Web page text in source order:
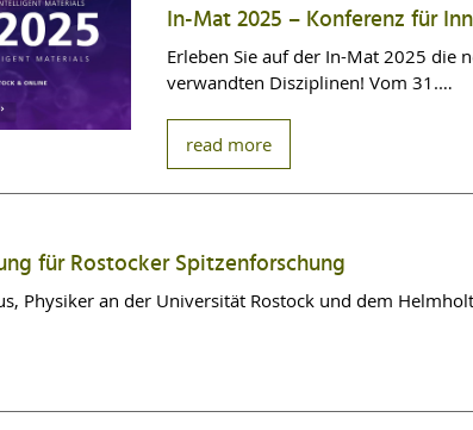
In-Mat 2025 – Konferenz für
Erleben Sie auf der In-Mat 2025 die
verwandten Disziplinen! Vom 31.…
read more
für Rostocker Spitzenforschung
Physiker an der Universität Rostock und dem